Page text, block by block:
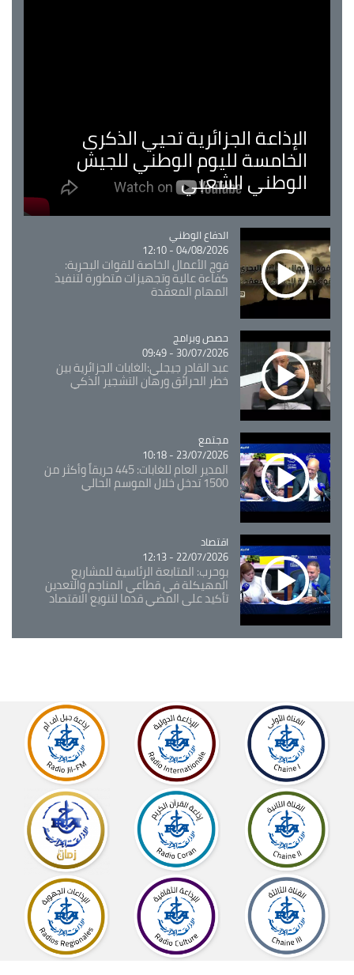
الإذاعة الجزائرية تحيي الذكرى
الخامسة لليوم الوطني للجيش
الوطني الشعبي
Catégorie
الدفاع الوطني
04/08/2026 - 12:10
فوج الأعمال الخاصة للقوات البحرية:
كفاءة عالية وتجهيزات متطورة لتنفيذ
المهام المعقدة
Catégorie
حصص وبرامج
30/07/2026 - 09:49
عبد القادر جيجلي:الغابات الجزائرية بين
خطر الحرائق ورهان التشجير الذكي
Catégorie
مجتمع
23/07/2026 - 10:18
المدير العام للغابات: 445 حريقاً وأكثر من
1500 تدخل خلال الموسم الحالي
Catégorie
اقتصاد
22/07/2026 - 12:13
بوحرب: المتابعة الرئاسية للمشاريع
المهيكلة في قطاعي المناجم والتعدين
تأكيد على المضي قدما لتنويع الاقتصاد